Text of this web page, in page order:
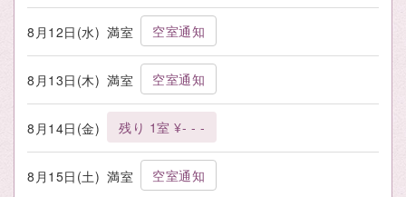
8月12日(水) 満室 空室通知
8月13日(木) 満室 空室通知
8月14日(金) 残り 1室 ¥- - -
8月15日(土) 満室 空室通知